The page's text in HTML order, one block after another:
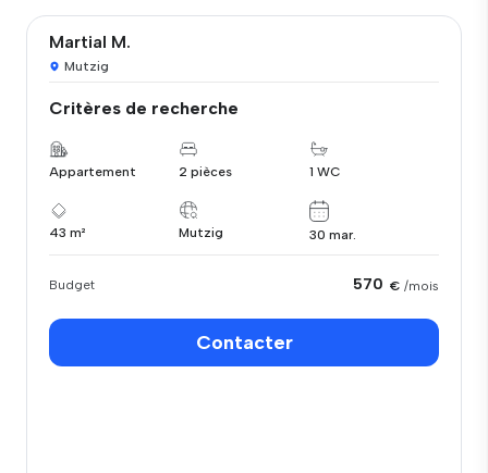
Martial M.
Mutzig
Critères de recherche
Appartement 2 pièces 1 WC
43 m² Mutzig 30 mar.
Budget 570 € /mois
Contacter